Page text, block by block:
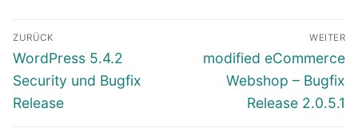
Beitragsnavigation
ZURÜCK
Vorheriger
Beitrag:
WordPress 5.4.2
Security und Bugfix
Release
WEITER
Nächster
Beitrag:
modified eCommerce
Webshop – Bugfix
Release 2.0.5.1